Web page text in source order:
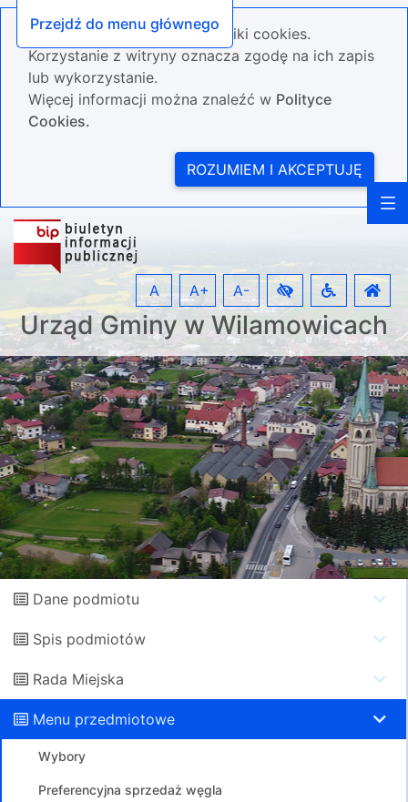
Przejdź do menu głównego
Nasza strona wykorzystuje pliki cookies.
Korzystanie z witryny oznacza zgodę na ich zapis
lub wykorzystanie.
Więcej informacji można znaleźć w Polityce
Cookies.
ROZUMIEM I AKCEPTUJĘ
Urząd Gminy w Wilamowicach
A A+ A-
Dane podmiotu
Spis podmiotów
Rada Miejska
Menu przedmiotowe
Wybory
Preferencyjna sprzedaż węgla